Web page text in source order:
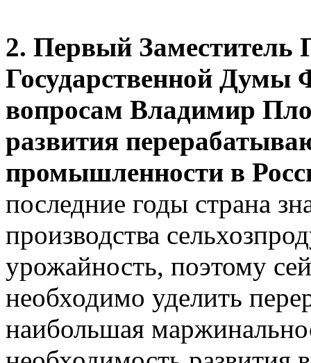
2. Первый Заместитель
Государственной
вопросам Владимир
развития
промышленности в
последние годы страна
производства
урожайность, поэтому
необходимо уделить
наибольшая